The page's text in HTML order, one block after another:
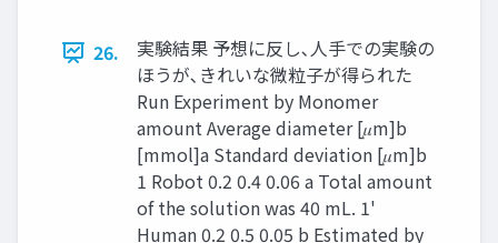
26.
実験結果 予想に反し､人手での実験の
ほうが､きれいな微粒子が得られた
Run Experiment by Monomer
amount Average diameter [𝜇m]b
[mmol]a Standard deviation [𝜇m]b
1 Robot 0.2 0.4 0.06 a Total amount
of the solution was 40 mL. 1'
Human 0.2 0.5 0.05 b Estimated by